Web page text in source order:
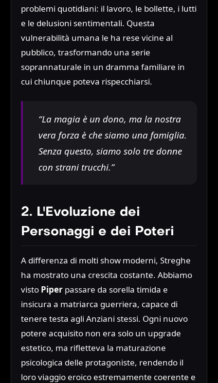
problemi quotidiani: il lavoro, le bollette, i lutti
e le delusioni sentimentali. Questa
vulnerabilità umana le ha rese vicine al
pubblico, trasformando una serie
soprannaturale in un dramma familiare in
cui chiunque poteva rispecchiarsi.
“La magia è un dono, ma la nostra
vera forza è che siamo una famiglia.
Senza questo, siamo solo tre donne
con strani trucchi.”
2. L'Evoluzione dei
Personaggi e dei Poteri
A differenza di molti show moderni, Streghe
ha mostrato una crescita costante. Abbiamo
visto Piper passare da sorella timida e
insicura a matriarca guerriera, capace di
tenere testa agli Anziani stessi. Ogni nuovo
potere acquisito non era solo un upgrade
estetico, ma rifletteva la maturazione
psicologica delle protagoniste, rendendo il
loro viaggio eroico estremamente coerente e